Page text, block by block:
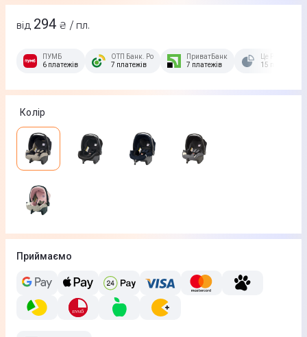
від 294 ₴ / пл.
ПУМБ
6 платежів
ОТП Банк. Розстрочка Скибочка.
7 платежів
ПриватБанк
7 платежів
Це Розстрочка
15 платежів
Колір
Приймаємо